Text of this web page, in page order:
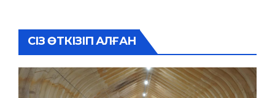
СІЗ ӨТКІЗІП АЛҒАН